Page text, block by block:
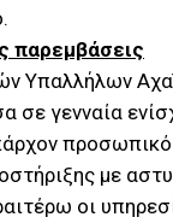
παρεμβάσεις
Υπαλλήλων
σε γενναία
με
οι